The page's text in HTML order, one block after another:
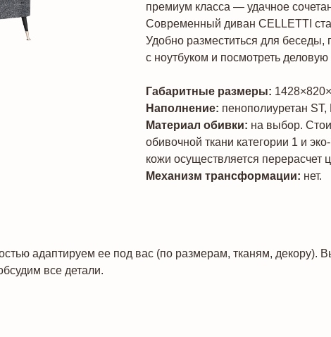
премиум класса — удачное
Современный диван CELLETTI
Удобно разместиться для беседы,
с ноутбуком и посмотреть деловую
Габаритные размеры:
Наполнение: пенополиуретан ST,
Материал обивки: на выбор.
обивочной ткани категории 1 и
кожи осуществляется перерасчет
Механизм трансформации: нет.
адаптируем ее под вас (по размерам, тканям,
все детали.